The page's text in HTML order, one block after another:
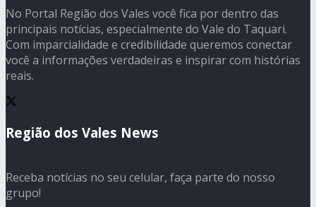
No Portal Região dos Vales você fica por dentro das
principais notícias, especialmente do Vale do Taquari.
Com imparcialidade e credibilidade queremos conectar
você a informações verdadeiras e inspirar com histórias
reais.
Região dos Vales News
Receba notícias no seu celular, faça parte do nosso
grupo!